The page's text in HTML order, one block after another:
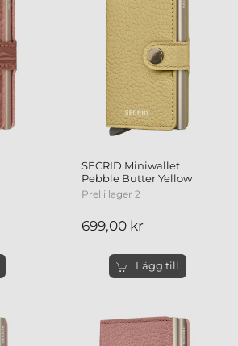
SECRID Miniwallet
Pebble Butter Yellow
Prel i lager 2
699,00 kr
Lägg till